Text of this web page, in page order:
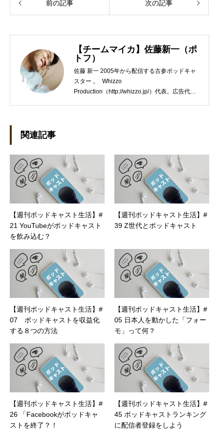
前の記事 次の記事
【チームマイカ】佐藤新一（ポ
トフ）
佐藤 新一 2005年から配信する古参ポッドキャ
スター 。 Whizzo
Production（http://whizzo.jp/）代表。広告代理
関連記事
【週刊ポッドキャスト生活】#
21 YouTubeがポッドキャスト
を飲み込む？
【週刊ポッドキャスト生活】#
39 Z世代とポッドキャスト
【週刊ポッドキャスト生活】#
07 ポッドキャストを収益化
する８つの方法
【週刊ポッドキャスト生活】#
05 日本人を動かした「フォー
モ」って何？
【週刊ポッドキャスト生活】#
26 「Facebookがポッドキャ
ストを終了？！
【週刊ポッドキャスト生活】#
45 ポッドキャストランキング
に配信者登録をしよう